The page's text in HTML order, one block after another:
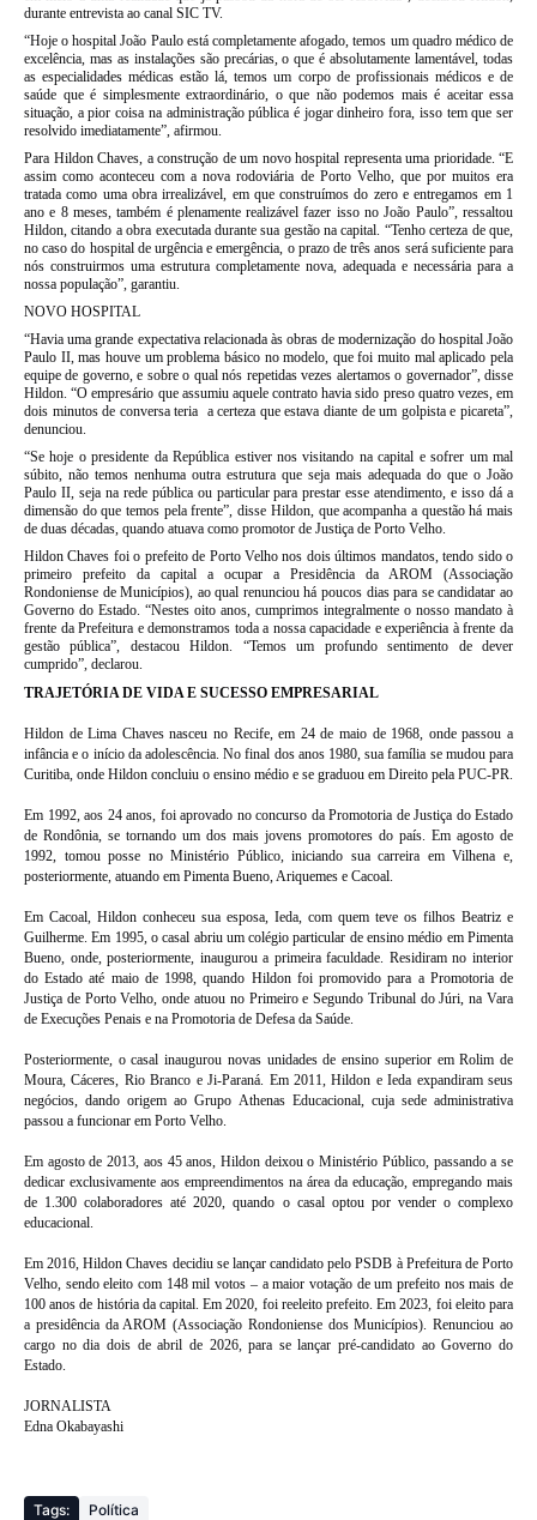
durante entrevista ao canal SIC TV.
“Hoje o hospital João Paulo está completamente afogado, temos um quadro médico de
excelência, mas as instalações são precárias, o que é absolutamente lamentável, todas
as especialidades médicas estão lá, temos um corpo de profissionais médicos e de
saúde que é simplesmente extraordinário, o que não podemos mais é aceitar essa
situação, a pior coisa na administração pública é jogar dinheiro fora, isso tem que ser
resolvido imediatamente”, afirmou.
Para Hildon Chaves, a construção de um novo hospital representa uma prioridade. “E
assim como aconteceu com a nova rodoviária de Porto Velho, que por muitos era
tratada como uma obra irrealizável, em que construímos do zero e entregamos em 1
ano e 8 meses, também é plenamente realizável fazer isso no João Paulo”, ressaltou
Hildon, citando a obra executada durante sua gestão na capital. “Tenho certeza de que,
no caso do hospital de urgência e emergência, o prazo de três anos será suficiente para
nós construirmos uma estrutura completamente nova, adequada e necessária para a
nossa população”, garantiu.
NOVO HOSPITAL
“Havia uma grande expectativa relacionada às obras de modernização do hospital João
Paulo II, mas houve um problema básico no modelo, que foi muito mal aplicado pela
equipe de governo, e sobre o qual nós repetidas vezes alertamos o governador”, disse
Hildon. “O empresário que assumiu aquele contrato havia sido preso quatro vezes, em
dois minutos de conversa teria a certeza que estava diante de um golpista e picareta”,
denunciou.
“Se hoje o presidente da República estiver nos visitando na capital e sofrer um mal
súbito, não temos nenhuma outra estrutura que seja mais adequada do que o João
Paulo II, seja na rede pública ou particular para prestar esse atendimento, e isso dá a
dimensão do que temos pela frente”, disse Hildon, que acompanha a questão há mais
de duas décadas, quando atuava como promotor de Justiça de Porto Velho.
Hildon Chaves foi o prefeito de Porto Velho nos dois últimos mandatos, tendo sido o
primeiro prefeito da capital a ocupar a Presidência da AROM (Associação
Rondoniense de Municípios), ao qual renunciou há poucos dias para se candidatar ao
Governo do Estado. “Nestes oito anos, cumprimos integralmente o nosso mandato à
frente da Prefeitura e demonstramos toda a nossa capacidade e experiência à frente da
gestão pública”, destacou Hildon. “Temos um profundo sentimento de dever
cumprido”, declarou.
TRAJETÓRIA DE VIDA E SUCESSO EMPRESARIAL
Hildon de Lima Chaves nasceu no Recife, em 24 de maio de 1968, onde passou a
infância e o início da adolescência. No final dos anos 1980, sua família se mudou para
Curitiba, onde Hildon concluiu o ensino médio e se graduou em Direito pela PUC-PR.
Em 1992, aos 24 anos, foi aprovado no concurso da Promotoria de Justiça do Estado
de Rondônia, se tornando um dos mais jovens promotores do país. Em agosto de
1992, tomou posse no Ministério Público, iniciando sua carreira em Vilhena e,
posteriormente, atuando em Pimenta Bueno, Ariquemes e Cacoal.
Em Cacoal, Hildon conheceu sua esposa, Ieda, com quem teve os filhos Beatriz e
Guilherme.Em 1995, o casal abriu um colégio particular de ensino médio em Pimenta
Bueno, onde, posteriormente, inaugurou a primeira faculdade. Residiram no interior
do Estado até maio de 1998, quando Hildon foi promovido para a Promotoria de
Justiça de Porto Velho, onde atuou no Primeiro e Segundo Tribunal do Júri, na Vara
de Execuções Penais e na Promotoria de Defesa da Saúde.
Posteriormente, o casal inaugurou novas unidades de ensino superior em Rolim de
Moura, Cáceres, Rio Branco e Ji-Paraná. Em 2011, Hildon e Ieda expandiram seus
negócios, dando origem ao Grupo Athenas Educacional, cuja sede administrativa
passou a funcionar em Porto Velho.
Em agosto de 2013, aos 45 anos, Hildon deixou o Ministério Público, passando a se
dedicar exclusivamente aos empreendimentos na área da educação, empregando mais
de 1.300 colaboradores até 2020, quando o casal optou por vender o complexo
educacional.
Em 2016, Hildon Chaves decidiu se lançar candidato pelo PSDB à Prefeitura de Porto
Velho, sendo eleito com 148 mil votos – a maior votação de um prefeito nos mais de
100 anos de história da capital. Em 2020, foi reeleito prefeito. Em 2023, foi eleito para
a presidência da AROM (Associação Rondoniense dos Municípios). Renunciou ao
cargo no dia dois de abril de 2026, para se lançar pré-candidato ao Governo do
Estado.
JORNALISTA
Edna Okabayashi
Tags: Política